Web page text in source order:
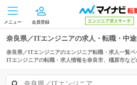
メニュー 会員登録
奈良県／ITエンジニアの求人・転職・中
奈良県／ITエンジニアのエンジニア転職・求人一覧ペ
ITエンジニアの転職・求人情報を奈良市、橿原市など